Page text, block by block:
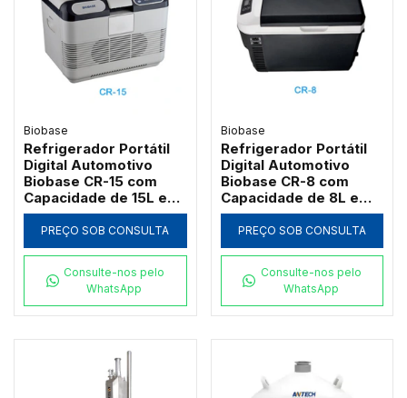
Biobase
Refrigerador Portátil
Digital Automotivo
Biobase CR-15 com
Capacidade de 15L e
Isolamento em
Poliuretano
PREÇO SOB CONSULTA
Consulte-nos pelo
WhatsApp
Biobase
Refrigerador Portátil
Digital Automotivo
Biobase CR-8 com
Capacidade de 8L e
Isolamento em
Poliuretano
PREÇO SOB CONSULTA
Consulte-nos pelo
WhatsApp